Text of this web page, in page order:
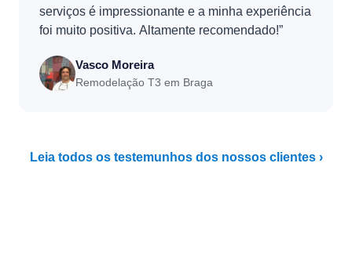
serviços é impressionante e a minha experiência
foi muito positiva. Altamente recomendado!”
Vasco Moreira
Remodelação T3 em Braga
Leia todos os testemunhos dos nossos clientes ›